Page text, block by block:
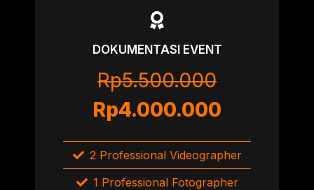
DOKUMENTASI EVENT
Rp5.500.000
Rp4.000.000
2 Professional Videographer
1 Professional Fotographer